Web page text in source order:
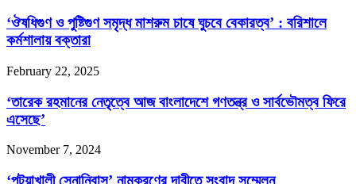
‘ঔষধিগুণ ও পুষ্টিগুণ সমৃদ্ধ মাশরুম চাষে ঘুচবে বেকারত্ব’ : বরিশালে
কর্মশালায় বক্তারা
February 22, 2025
‘তারেক রহমানের নেতৃত্বে আজ বাংলাদেশে গণতন্ত্র ও সার্বভৌমত্ব ফিরে
এসেছে’
November 7, 2024
‘পটুয়াখালী সেনানিবাস’ নামকরণের দাবীতে সংবাদ সম্মেলন